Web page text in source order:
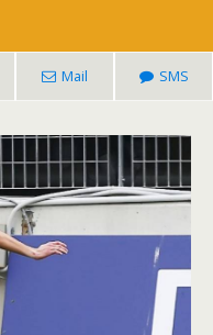
Mail SMS